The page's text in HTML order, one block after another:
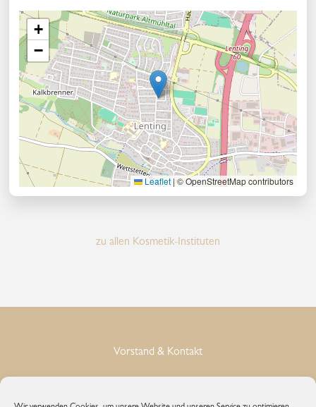
+
−
Leaflet |© OpenStreetMap contributors
zu allen Kosmetik-Instituten
Vorstand & Kontakt